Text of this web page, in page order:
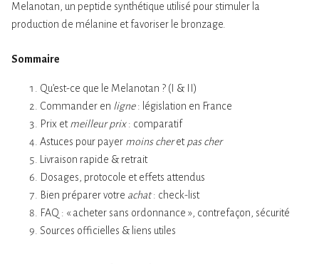
Melanotan, un peptide synthétique utilisé pour stimuler la
production de mélanine et favoriser le bronzage.
Sommaire
Qu’est-ce que le Melanotan ? (I & II)
Commander en ligne: législation en France
Prix etmeilleur prix: comparatif
Astuces pour payer moins cheretpas cher
Livraison rapide & retrait
Dosages, protocole et effets attendus
Bien préparer votre achat: check-list
FAQ : « acheter sans ordonnance », contrefaçon, sécurité
Sources officielles & liens utiles